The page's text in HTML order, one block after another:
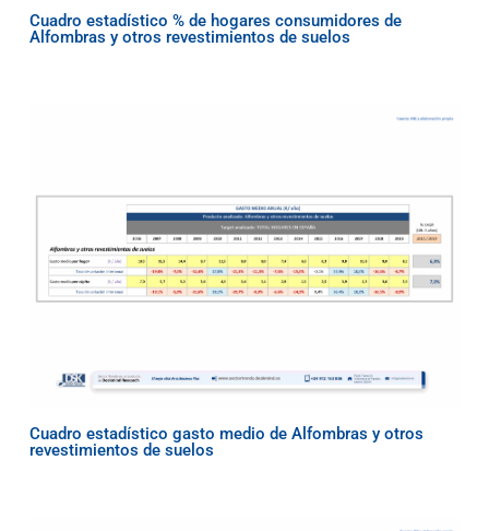
Cuadro estadístico % de hogares consumidores de
Alfombras y otros revestimientos de suelos
Cuadro estadístico gasto medio de Alfombras y otros
revestimientos de suelos